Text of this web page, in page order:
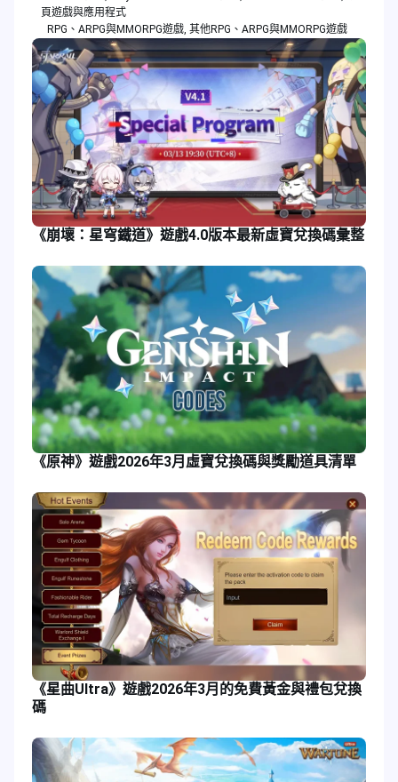
頁遊戲與應用程式
RPG、ARPG與MMORPG遊戲, 其他RPG、ARPG與MMORPG遊戲
《崩壞：星穹鐵道》遊戲4.0版本最新虛寶兌換碼彙整
《原神》遊戲2026年3月虛寶兌換碼與獎勵道具清單
《星曲Ultra》遊戲2026年3月的免費黃金與禮包兌換
碼